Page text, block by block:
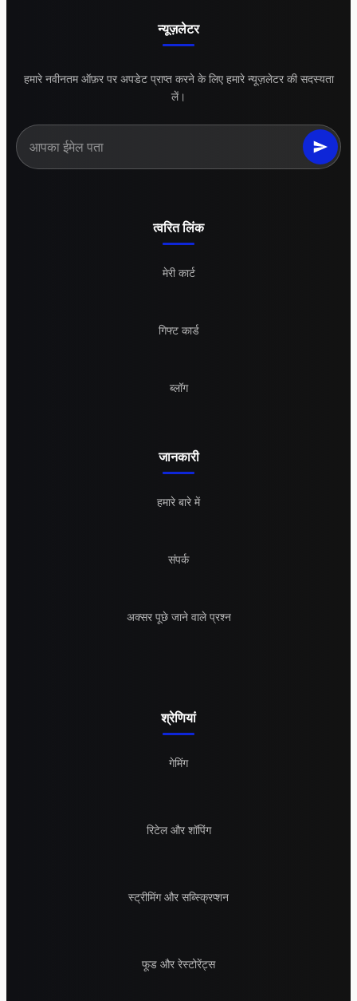
न्यूज़लेटर
हमारे नवीनतम ऑफ़र पर अपडेट प्राप्त करने के लिए हमारे न्यूज़लेटर की सदस्यता
लें।
त्वरित लिंक
मेरी कार्ट
गिफ्ट कार्ड
ब्लॉग
जानकारी
हमारे बारे में
संपर्क
अक्सर पूछे जाने वाले प्रश्न
श्रेणियां
गेमिंग
रिटेल और शॉपिंग
स्ट्रीमिंग और सब्स्क्रिप्शन
फूड और रेस्टोरेंट्स